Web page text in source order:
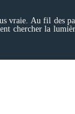
vraie. Au fil des
chercher la